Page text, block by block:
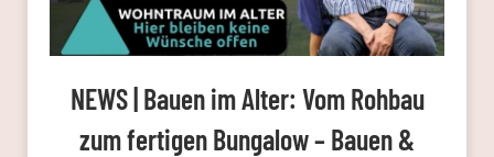
NEWS | Bauen im Alter: Vom Rohbau
zum fertigen Bungalow – Bauen &